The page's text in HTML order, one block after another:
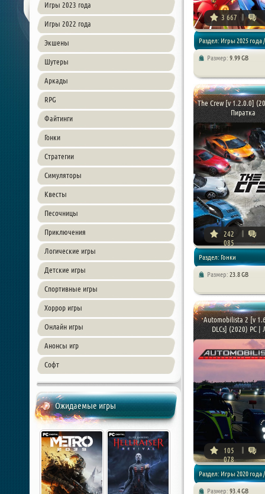
Игры 2023 года
Игры 2022 года
Экшены
Шутеры
Аркады
RPG
Файтинги
Гонки
Стратегии
Симуляторы
Квесты
Песочницы
Приключения
Логические игры
Детские игры
Спортивные игры
Хоррор игры
Онлайн игры
Анонсы игр
Софт
Ожидаемые игры
3 667
Раздел: Игры 2025 года /
Размер: 9.99 GB
The Crew [v 1.2.0.0]
Пиратка
242
085
Раздел: Гонки
Размер: 23.8 GB
Automobilista 2 [v
DLCs] (2020) PC |
105
078
Раздел: Игры 2020 года
Размер: 93.4 GB